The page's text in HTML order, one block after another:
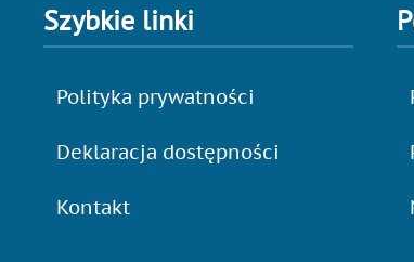
Szybkie linki
Polityka prywatności
Deklaracja dostępności
Kontakt